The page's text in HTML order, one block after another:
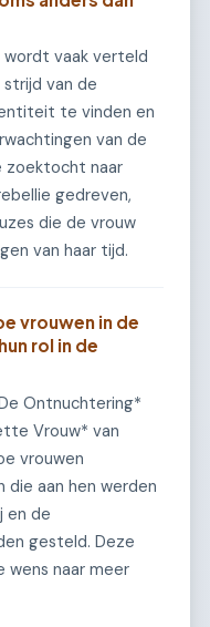
wordt vaak verteld
van de
te vinden en
van de
zoektocht naar
gedreven,
die de vrouw
van haar tijd.
vrouwen in de
rol in de
Ontnuchtering*
Vrouw* van
vrouwen
aan hen werden
en de
gesteld. Deze
wens naar meer